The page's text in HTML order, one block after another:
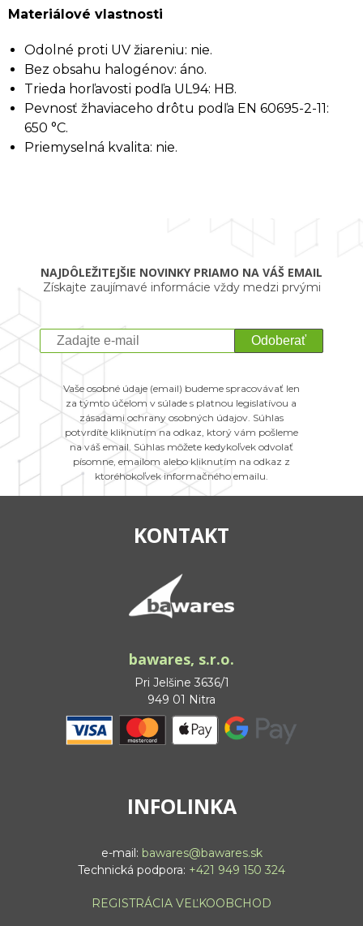
Materiálové vlastnosti
Odolné proti UV žiareniu: nie.
Bez obsahu halogénov: áno.
Trieda horľavosti podľa UL94: HB.
Pevnosť žhaviaceho drôtu podľa EN 60695-2-11:
650 °C.
Priemyselná kvalita: nie.
NAJDÔLEŽITEJŠIE NOVINKY PRIAMO NA VÁŠ EMAIL
Získajte zaujímavé informácie vždy medzi prvými
Odoberať
Vaše osobné údaje (email) budeme spracovávať len
za týmto účelom v súlade s platnou legislatívou a
zásadami ochrany osobných údajov. Súhlas
potvrdíte kliknutím na odkaz, ktorý vám pošleme
na váš email. Súhlas môžete kedykoľvek odvolať
písomne, emailom alebo kliknutím na odkaz z
ktoréhokoľvek informačného emailu.
KONTAKT
bawares, s.r.o.
Pri Jelšine 3636/1
949 01 Nitra
INFOLINKA
e-mail: bawares@bawares.sk
Technická podpora: +421 949 150 324
REGISTRÁCIA VEĽKOOBCHOD